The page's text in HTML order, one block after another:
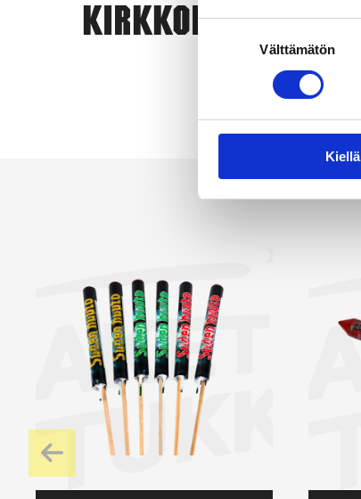
Välttämätön
Kiellä
Kirkkonummi